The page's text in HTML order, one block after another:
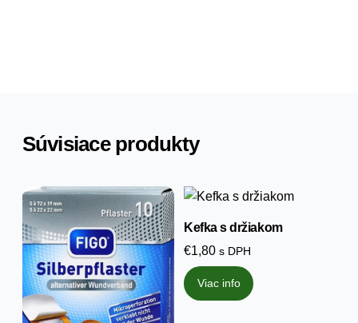
Súvisiace produkty
Kefka s držiakom
€1,80 s DPH
Viac info